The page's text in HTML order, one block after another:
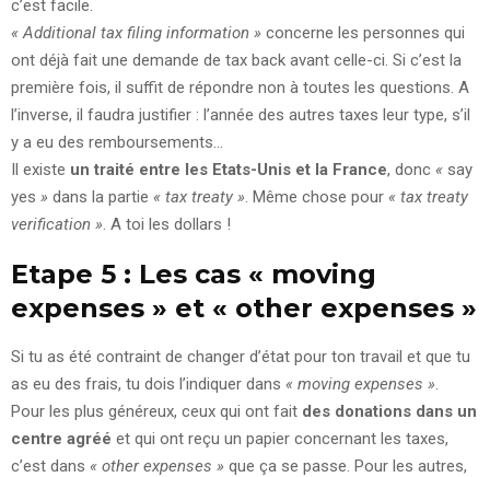
c’est facile.
« Additional tax filing information » concerne les personnes qui
ont déjà fait une demande de tax back avant celle-ci. Si c’est la
première fois, il suffit de répondre non à toutes les questions. A
l’inverse, il faudra justifier : l’année des autres taxes leur type, s’il
y a eu des remboursements…
Il existe un traité entre les Etats-Unis et la France, donc « say
yes » dans la partie « tax treaty ». Même chose pour « tax treaty
verification ». A toi les dollars !
Etape 5 : Les cas « moving
expenses » et « other expenses »
Si tu as été contraint de changer d’état pour ton travail et que tu
as eu des frais, tu dois l’indiquer dans « moving expenses ».
Pour les plus généreux, ceux qui ont fait des donations dans un
centre agréé et qui ont reçu un papier concernant les taxes,
c’est dans « other expenses » que ça se passe. Pour les autres,